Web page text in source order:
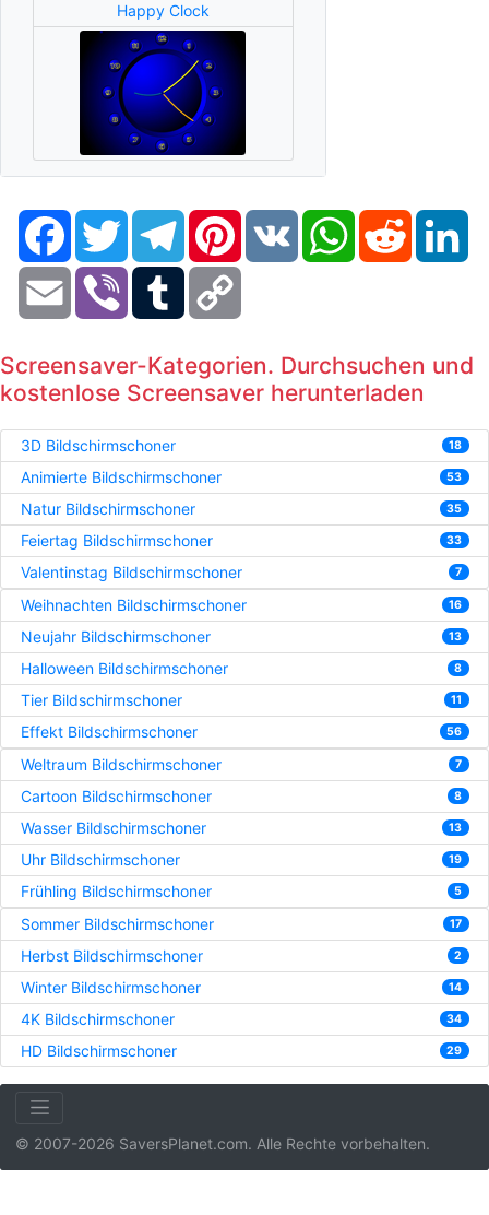
Happy Clock
FacebookTwitter TelegramPinterestVK WhatsAppReddit
Email Viber Tumblr
Screensaver-Kategorien. Durchsuchen und
kostenlose Screensaver herunterladen
3D Bildschirmschoner 18
Animierte Bildschirmschoner 53
Natur Bildschirmschoner 35
Feiertag Bildschirmschoner 33
Valentinstag Bildschirmschoner 7
Weihnachten Bildschirmschoner 16
Neujahr Bildschirmschoner 13
Halloween Bildschirmschoner 8
Tier Bildschirmschoner 11
Effekt Bildschirmschoner 56
Weltraum Bildschirmschoner 7
Cartoon Bildschirmschoner 8
Wasser Bildschirmschoner 13
Uhr Bildschirmschoner 19
Frühling Bildschirmschoner 5
Sommer Bildschirmschoner 17
Herbst Bildschirmschoner 2
Winter Bildschirmschoner 14
4K Bildschirmschoner 34
HD Bildschirmschoner 29
© 2007-2026 SaversPlanet.com. Alle Rechte vorbehalten.